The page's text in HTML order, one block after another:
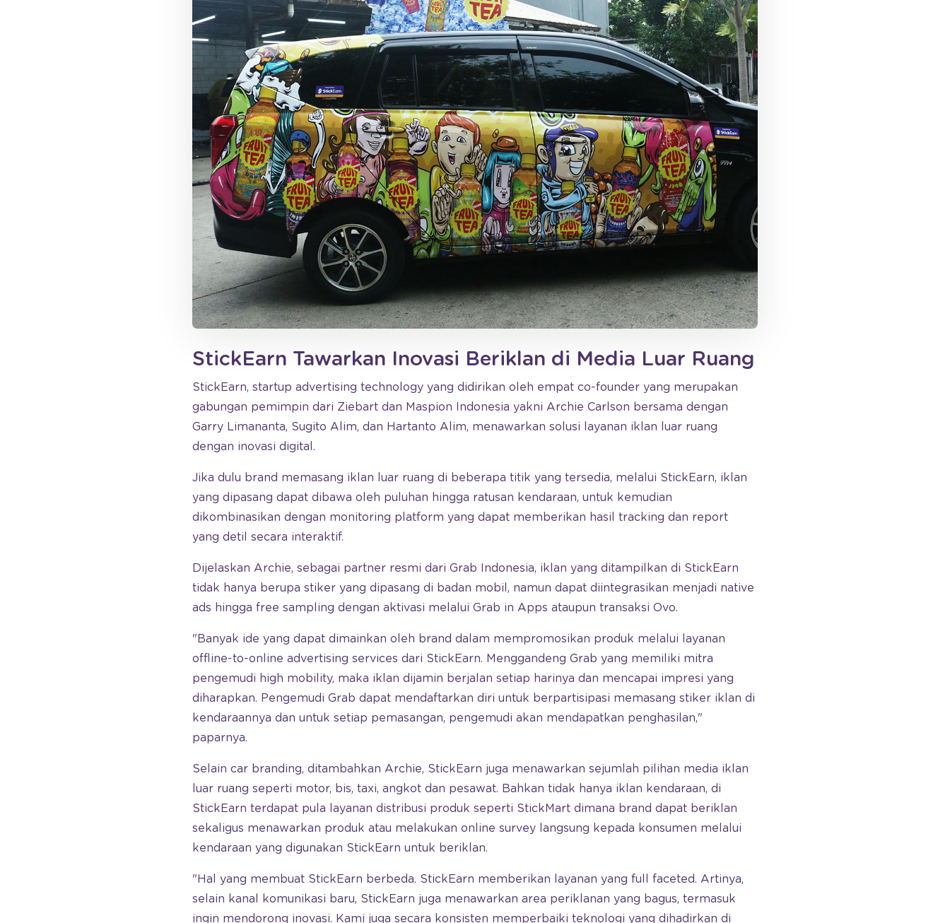
StickEarn Tawarkan Inovasi Beriklan di Media Luar Ruang
StickEarn, startup advertising technology yang didirikan oleh empat co-founder yang merupakan
gabungan pemimpin dari Ziebart dan Maspion Indonesia yakni Archie Carlson bersama dengan
Garry Limananta, Sugito Alim, dan Hartanto Alim, menawarkan solusi layanan iklan luar ruang
dengan inovasi digital.
Jika dulu brand memasang iklan luar ruang di beberapa titik yang tersedia, melalui StickEarn, iklan
yang dipasang dapat dibawa oleh puluhan hingga ratusan kendaraan, untuk kemudian
dikombinasikan dengan monitoring platform yang dapat memberikan hasil tracking dan report
yang detil secara interaktif.
Dijelaskan Archie, sebagai partner resmi dari Grab Indonesia, iklan yang ditampilkan di StickEarn
tidak hanya berupa stiker yang dipasang di badan mobil, namun dapat diintegrasikan menjadi native
ads hingga free sampling dengan aktivasi melalui Grab in Apps ataupun transaksi Ovo.
"Banyak ide yang dapat dimainkan oleh brand dalam mempromosikan produk melalui layanan
offline-to-online advertising services dari StickEarn. Menggandeng Grab yang memiliki mitra
pengemudi high mobility, maka iklan dijamin berjalan setiap harinya dan mencapai impresi yang
diharapkan. Pengemudi Grab dapat mendaftarkan diri untuk berpartisipasi memasang stiker iklan di
kendaraannya dan untuk setiap pemasangan, pengemudi akan mendapatkan penghasilan,"
paparnya.
Selain car branding, ditambahkan Archie, StickEarn juga menawarkan sejumlah pilihan media iklan
luar ruang seperti motor, bis, taxi, angkot dan pesawat. Bahkan tidak hanya iklan kendaraan, di
StickEarn terdapat pula layanan distribusi produk seperti StickMart dimana brand dapat beriklan
sekaligus menawarkan produk atau melakukan online survey langsung kepada konsumen melalui
kendaraan yang digunakan StickEarn untuk beriklan.
"Hal yang membuat StickEarn berbeda. StickEarn memberikan layanan yang full faceted. Artinya,
selain kanal komunikasi baru, StickEarn juga menawarkan area periklanan yang bagus, termasuk
ingin mendorong inovasi. Kami juga secara konsisten memperbaiki teknologi yang dihadirkan di